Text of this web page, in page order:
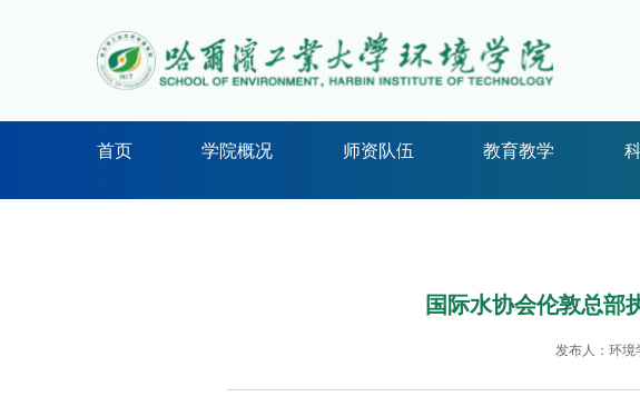
首页 学院概况 师资队伍 教育教学
国际水协会伦敦总部
发布人：环境